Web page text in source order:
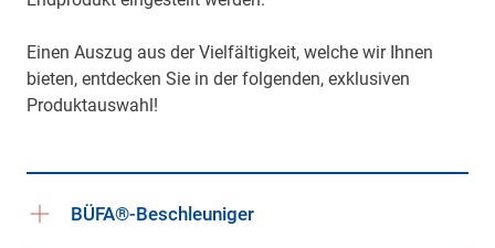
Einen Auszug aus der Vielfältigkeit, welche wir Ihnen
bieten, entdecken Sie in der folgenden, exklusiven
Produktauswahl!
BÜFA®-Beschleuniger